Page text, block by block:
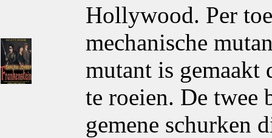
Hollywood. Per
mechanische
mutant is gemaakt
te roeien. De twee
gemene schurken